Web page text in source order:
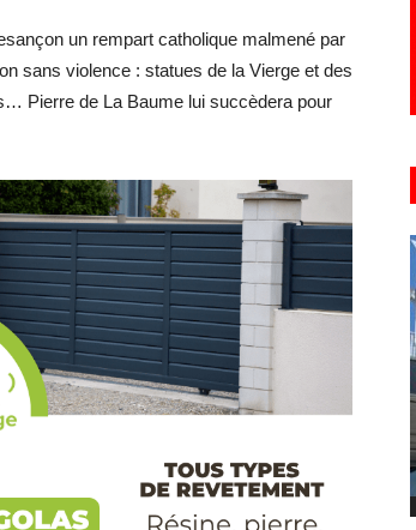
un rempart catholique malmené par
sans violence : statues de la Vierge et des
Pierre de La Baume lui succèdera pour